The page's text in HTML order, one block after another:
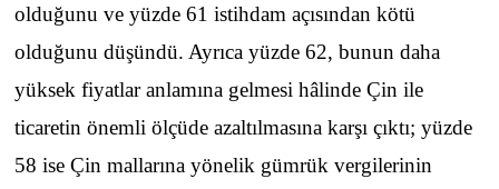
olduğunu ve yüzde 61 istihdam açısından kötü
olduğunu düşündü. Ayrıca yüzde 62, bunun daha
yüksek fiyatlar anlamına gelmesi hâlinde Çin ile
ticaretin önemli ölçüde azaltılmasına karşı çıktı; yüzde
58 ise Çin mallarına yönelik gümrük vergilerinin